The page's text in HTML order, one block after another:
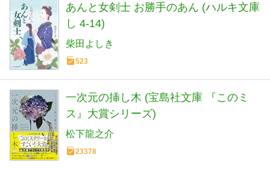
あんと女剣士 お勝手のあん (ハルキ文庫
し 4-14)
柴田よしき
523
一次元の挿し木 (宝島社文庫 『このミ
ス』大賞シリーズ)
松下龍之介
23378